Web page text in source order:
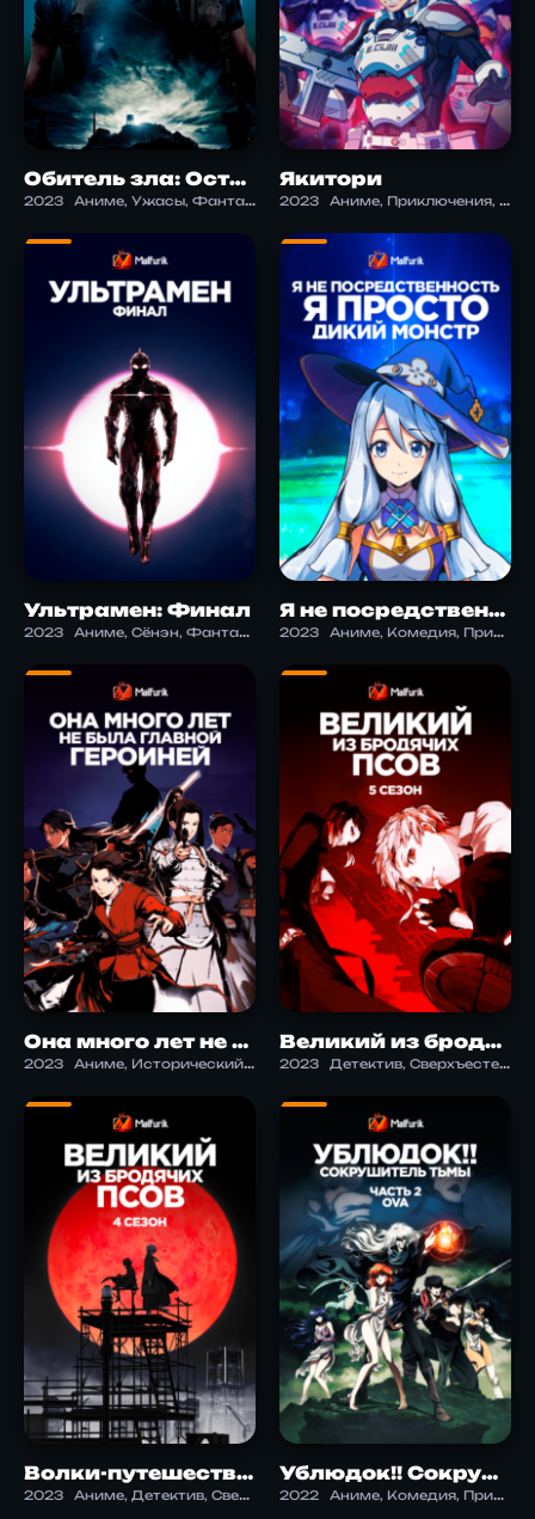
Обитель зла: Остров смерти
2023 Аниме, Ужасы, Фантастика, Экшен
Якитори
2023 Аниме, Приключения, Фантастика, Экшен
Ультрамен: Финал
2023 Аниме, Сёнэн, Фантастика, Экшен
Я не посредственность, я просто дикий монстр
2023 Аниме, Комедия, Приключения, Экшен
Она много лет не была главной героиней
2023 Аниме, Исторический, Приключения, Экшен
Великий из бродячих псов 5
2023 Детектив, Сверхъестественное, Экшен
Волки-путешественники 4
2023 Аниме, Детектив, Сверхъестественное, Сэйнэн, Экшен
Ублюдок!! Сокрушитель тьмы. Часть 2 ONA
2022 Аниме, Комедия, Приключения, Фэнтези, Этти, Экшен